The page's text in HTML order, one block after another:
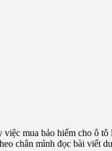
mua bảo hiểm cho ô
chân mình đọc bài viết